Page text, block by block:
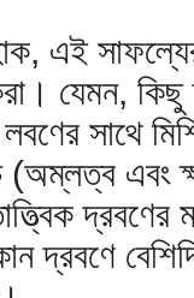
এই
যেমন, কিছু
সাথে
(অম্লত্ব এবং
দ্রবণে